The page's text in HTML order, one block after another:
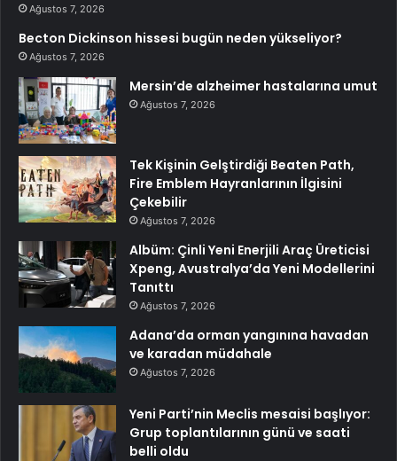
Ağustos 7, 2026
Becton Dickinson hissesi bugün neden yükseliyor?
Ağustos 7, 2026
Mersin’de alzheimer hastalarına umut
Ağustos 7, 2026
Tek Kişinin Gelştirdiği Beaten Path,
Fire Emblem Hayranlarının İlgisini
Çekebilir
Ağustos 7, 2026
Albüm: Çinli Yeni Enerjili Araç Üreticisi
Xpeng, Avustralya’da Yeni Modellerini
Tanıttı
Ağustos 7, 2026
Adana’da orman yangınına havadan
ve karadan müdahale
Ağustos 7, 2026
Yeni Parti’nin Meclis mesaisi başlıyor:
Grup toplantılarının günü ve saati
belli oldu